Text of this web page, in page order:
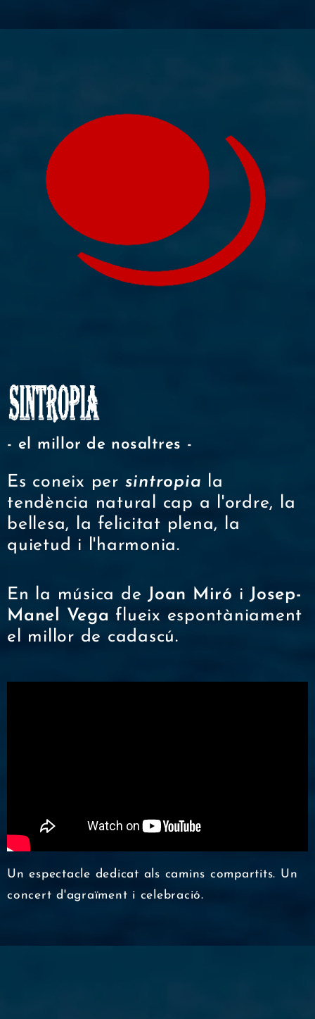
- el millor de nosaltres -
Es coneix per sintropia la
tendència natural cap a l'ordre, la
bellesa, la felicitat plena, la
quietud i l'harmonia.
En la música de Joan Miró i Josep-
Manel Vega flueix espontàniament
el millor de cadascú.
Un espectacle dedicat als camins compartits. Un
concert d'agraïment i celebració.